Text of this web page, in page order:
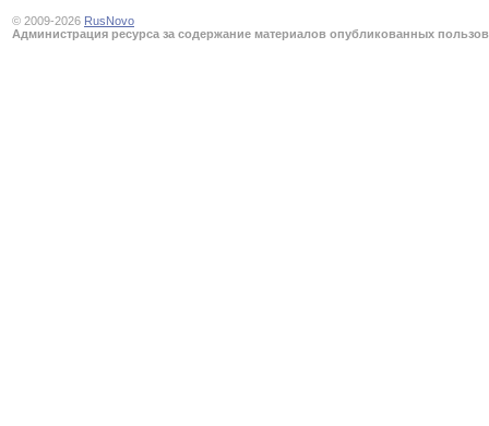
© 2009-2026 RusNovo
Администрация ресурса за содержание материалов опубликованных